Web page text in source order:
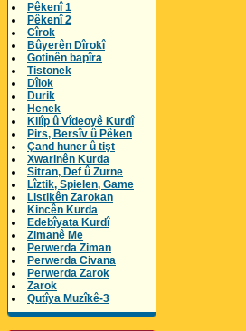
Pêkenî 1
Pêkenî 2
Cîrok
Bûyerên Dîrokî
Gotinên bapîra
Tistonek
Dîlok
Durik
Henek
Kilîp û Vîdeoyê Kurdî
Pirs, Bersîv û Pêken
Çand huner û tişt
Xwarinên Kurda
Sitran, Def û Zurne
Lîztik, Spielen, Game
Listikên Zarokan
Kincên Kurda
Edebîyata Kurdî
Zimanê Me
Perwerda Ziman
Perwerda Civana
Perwerda Zarok
Zarok
Qutîya Muzîkê-3